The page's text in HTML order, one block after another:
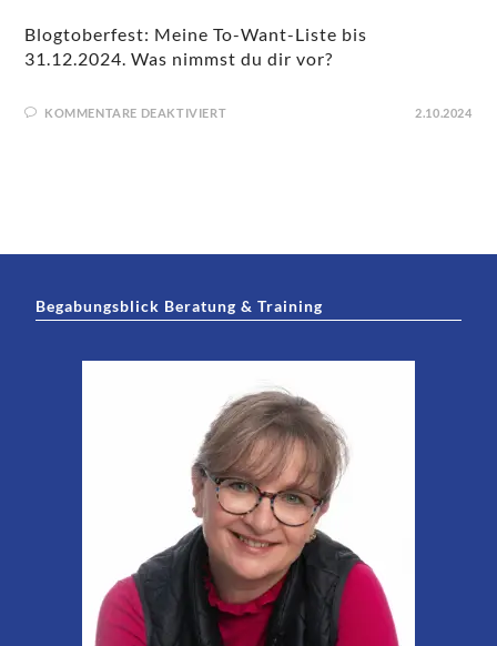
Blogtoberfest: Meine To-Want-Liste bis
31.12.2024. Was nimmst du dir vor?
KOMMENTARE DEAKTIVIERT 2.10.2024
Begabungsblick Beratung & Training